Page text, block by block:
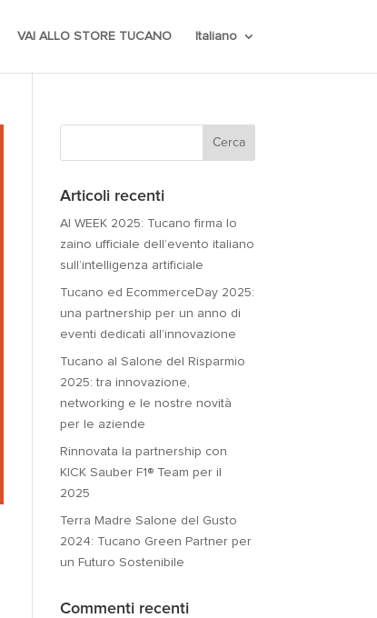
VAI ALLO STORE TUCANO Italiano
Articoli recenti
AI WEEK 2025: Tucano firma lo
zaino ufficiale dell’evento italiano
sull’intelligenza artificiale
Tucano ed EcommerceDay 2025:
una partnership per un anno di
eventi dedicati all’innovazione
Tucano al Salone del Risparmio
2025: tra innovazione,
networking e le nostre novità
per le aziende
Rinnovata la partnership con
KICK Sauber F1® Team per il
2025
Terra Madre Salone del Gusto
2024: Tucano Green Partner per
un Futuro Sostenibile
Commenti recenti